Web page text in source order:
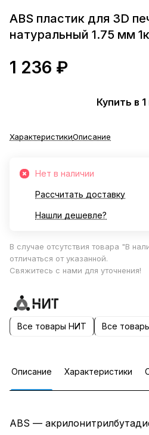
ABS пластик для 3D
натуральный 1.75 мм
1 236 ₽
Купить в 1
ХарактеристикиОписание
Нет в наличии
Рассчитать доставку
Нашли дешевле?
В случае отсутствия товара "В
отличаться от указанной.
Свяжитесь с нами для уточнения!
Все товары НИТ Все
Описание Характеристики
ABS —